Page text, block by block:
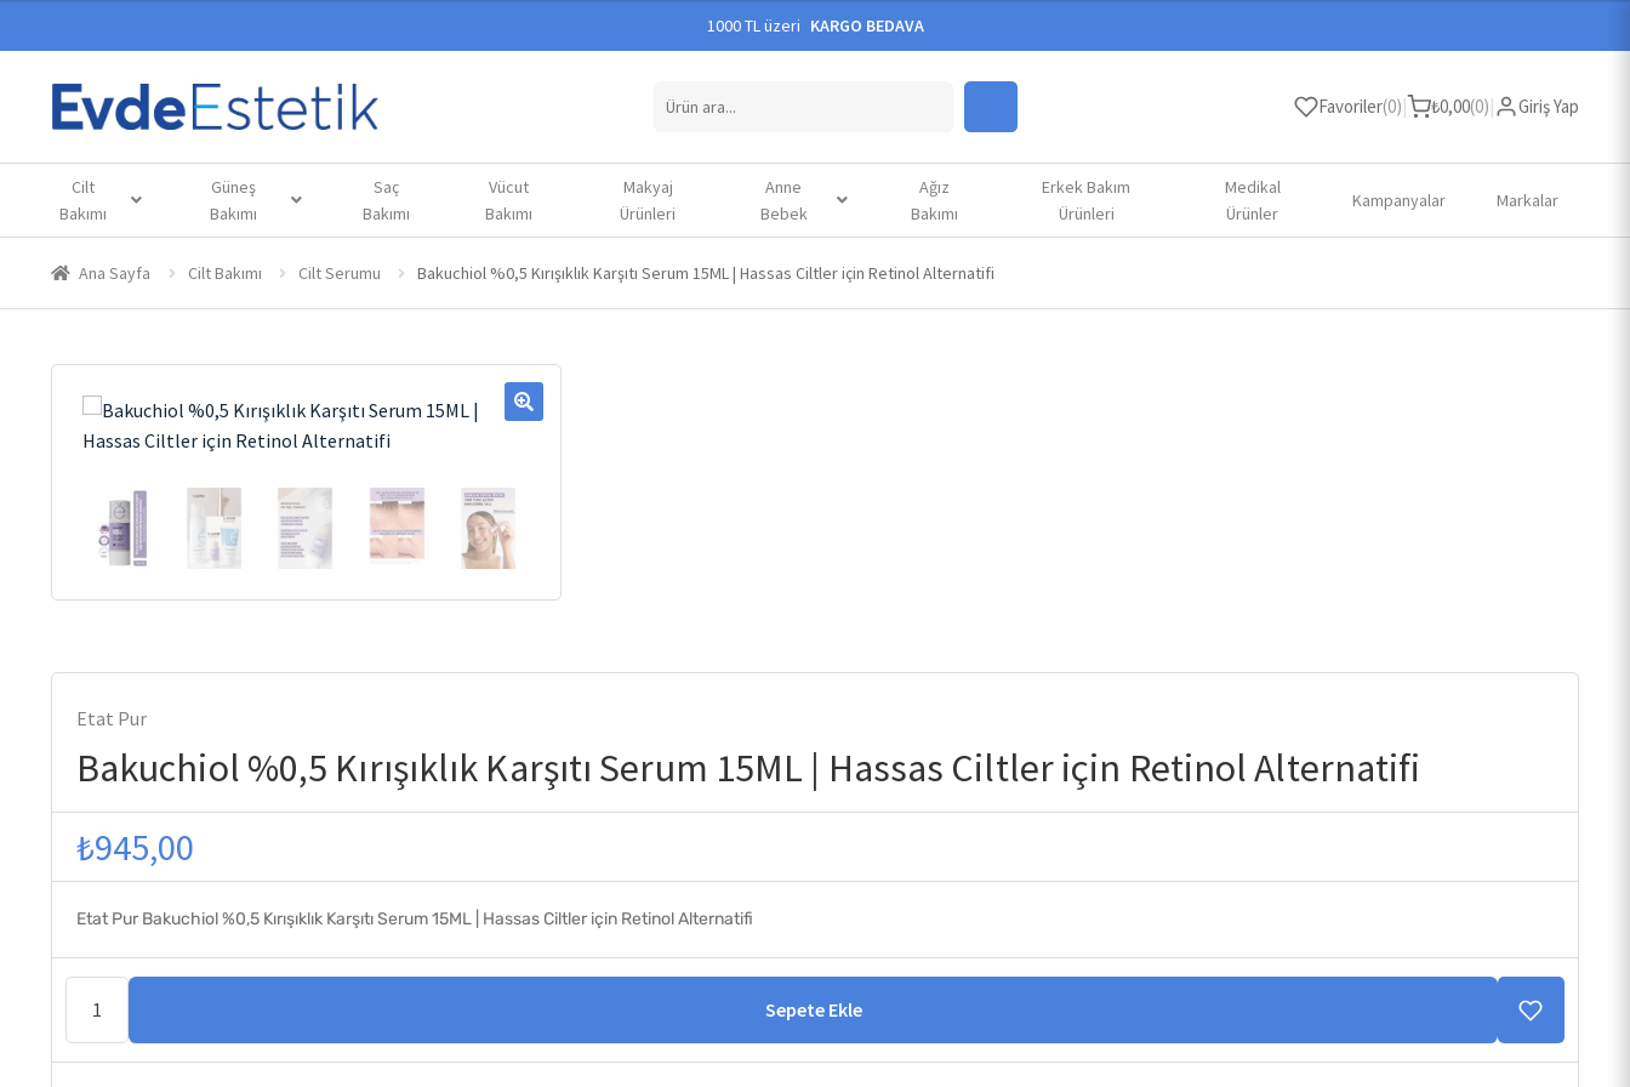
1000 TL üzeri KARGO BEDAVA
Favoriler(0)| ₺0,00(0)| Giriş Yap
Cilt
Bakımı
Güneş
Bakımı
Saç
Bakımı
Vücut
Bakımı
Makyaj
Ürünleri
Anne
Bebek
Ağız
Bakımı
Erkek Bakım
Ürünleri
Medikal
Ürünler
Kampanyalar Markalar
Ana Sayfa Cilt Bakımı Cilt Serumu Bakuchiol %0,5 Kırışıklık Karşıtı Serum 15ML | Hassas Ciltler için Retinol Alternatifi
Etat Pur
Bakuchiol %0,5 Kırışıklık Karşıtı Serum 15ML | Hassas Ciltler için Retinol Alternatifi
₺945,00
Etat Pur Bakuchiol %0,5 Kırışıklık Karşıtı Serum 15ML | Hassas Ciltler için Retinol Alternatifi
Bakuchiol
Sepete Ekle